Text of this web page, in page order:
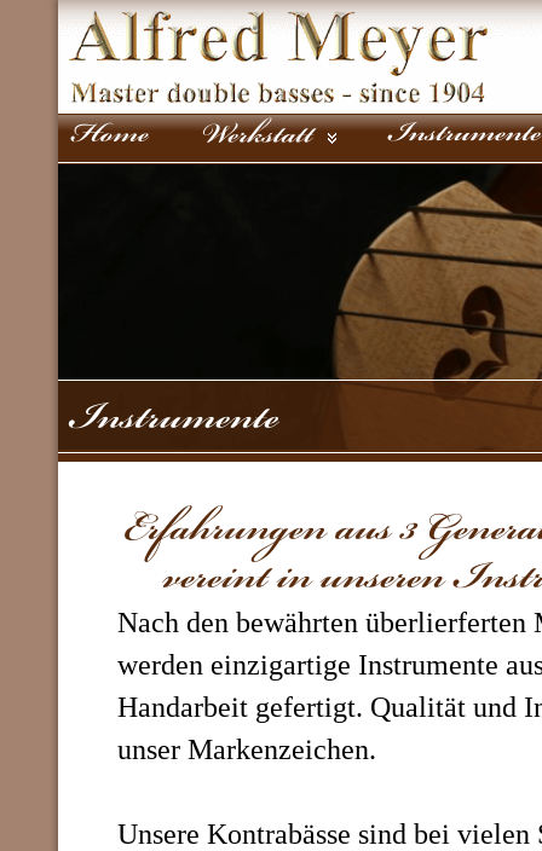
Nach den bewährten überlierferten
werden einzigartige Instrumente
Handarbeit gefertigt. Qualität und
unser Markenzeichen.
Unsere Kontrabässe sind bei vielen